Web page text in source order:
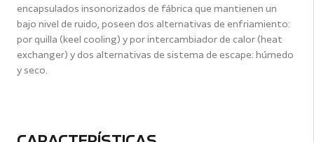
encapsulados insonorizados de fábrica que mantienen un
bajo nivel de ruido, poseen dos alternativas de enfriamiento:
por quilla (keel cooling) y por intercambiador de calor (heat
exchanger) y dos alternativas de sistema de escape: húmedo
y seco.